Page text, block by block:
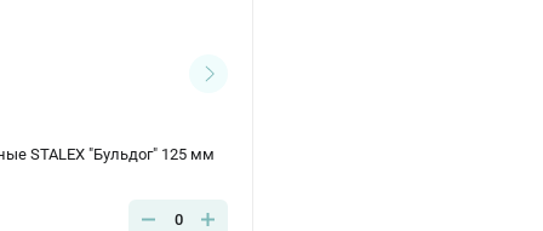
STALEX "Бульдог" 125 мм
0